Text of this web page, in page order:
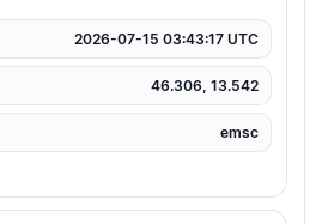
2026-07-15 03:43:17 UTC
46.306, 13.542
emsc